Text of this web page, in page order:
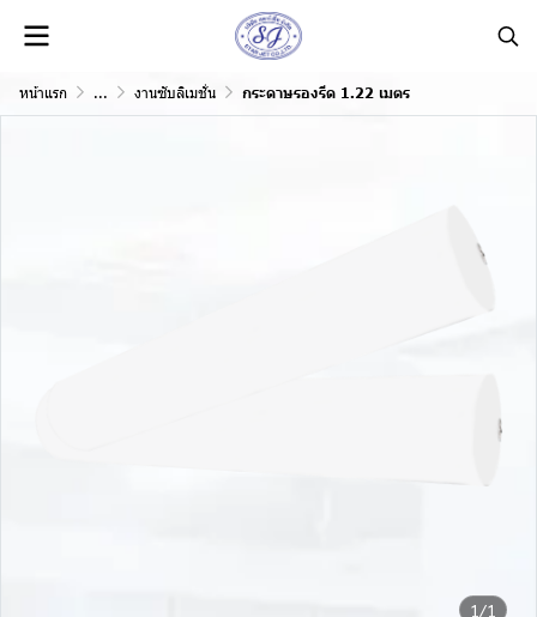
หน้าแรก ... งานซับลิเมชั่น กระดาษรองรีด 1.22 เมตร
1/1